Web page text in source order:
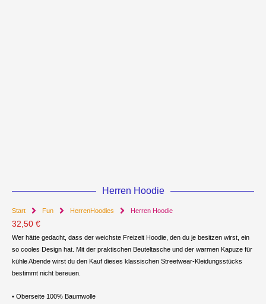
Herren Hoodie
Start Fun HerrenHoodies Herren Hoodie
32,50 €
Wer hätte gedacht, dass der weichste Freizeit Hoodie, den du je besitzen wirst, ein
so cooles Design hat. Mit der praktischen Beuteltasche und der warmen Kapuze für
kühle Abende wirst du den Kauf dieses klassischen Streetwear-Kleidungsstücks
bestimmt nicht bereuen.
• Oberseite 100% Baumwolle